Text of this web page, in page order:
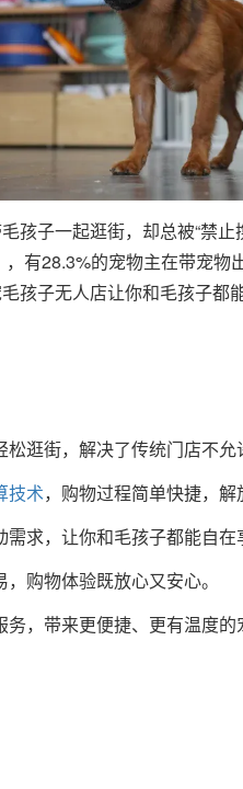
孩子一起逛街，却总被“禁止
有28.3%的宠物主在带宠物
孩子无人店让你和毛孩子都
逛街，解决了传统门店不允
技术，购物过程简单快捷，解
求，让你和毛孩子都能自在
购物体验既放心又安心。
，带来更便捷、更有温度的